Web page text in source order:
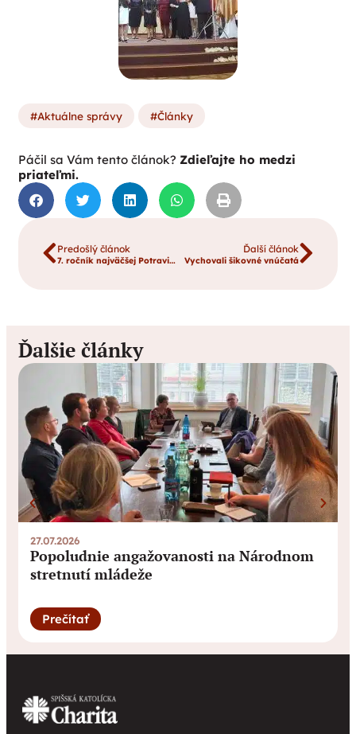
Aktuálne správy Články
Páčil sa Vám tento článok? Zdieľajte ho medzi
priateľmi.
Predošlý článok
7. ročník najväčšej Potravinovej zbierky na Slovensku
Ďalší článok
Vychovali šikovné vnúčatá
Ďalšie články
27.07.2026
Popoludnie angažovanosti na Národnom
stretnutí mládeže
Prečítať